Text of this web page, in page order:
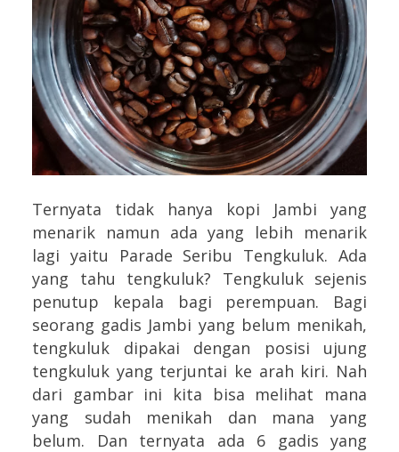
Ternyata tidak hanya kopi Jambi yang
menarik namun ada yang lebih menarik
lagi yaitu Parade Seribu Tengkuluk. Ada
yang tahu tengkuluk? Tengkuluk sejenis
penutup kepala bagi perempuan. Bagi
seorang gadis Jambi yang belum menikah,
tengkuluk dipakai dengan posisi ujung
tengkuluk yang terjuntai ke arah kiri. Nah
dari gambar ini kita bisa melihat mana
yang sudah menikah dan mana yang
belum. Dan ternyata ada 6 gadis yang